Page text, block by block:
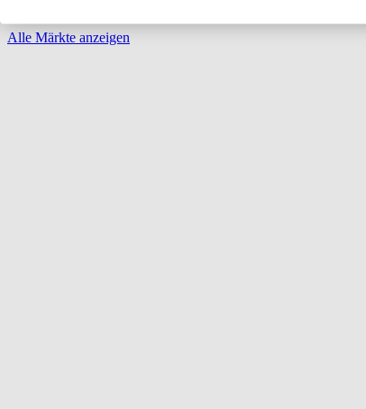
Alle Märkte anzeigen